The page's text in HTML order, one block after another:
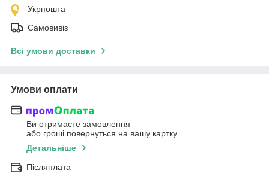
Укрпошта
Самовивіз
Всі умови доставки
Умови оплати
Ви отримаєте замовлення
або гроші повернуться на вашу картку
Детальніше
Післяплата